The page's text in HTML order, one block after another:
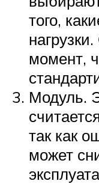
того,
момент,
Модуль.
так как
может